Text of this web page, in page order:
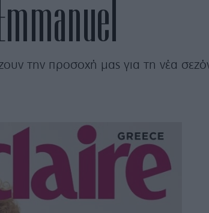
την προσοχή μας για τη νέα